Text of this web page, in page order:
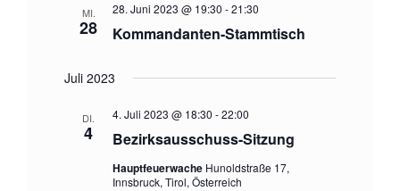
,
N
v
i
MI.
28 Kommandanten-Stammtisch
28. Juni 2023 @ 19:30 -21:30
Juli 2023
DI.
4 Bezirksausschuss-Sitzung
4. Juli 2023 @ 18:30 -22:00
Hauptfeuerwache Hunoldstraße 17,
Innsbruck, Tirol, Österreich